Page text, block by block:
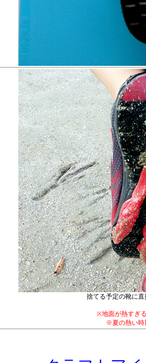
捨てる予定の靴に
※地面が熱すぎ
※夏の熱い時